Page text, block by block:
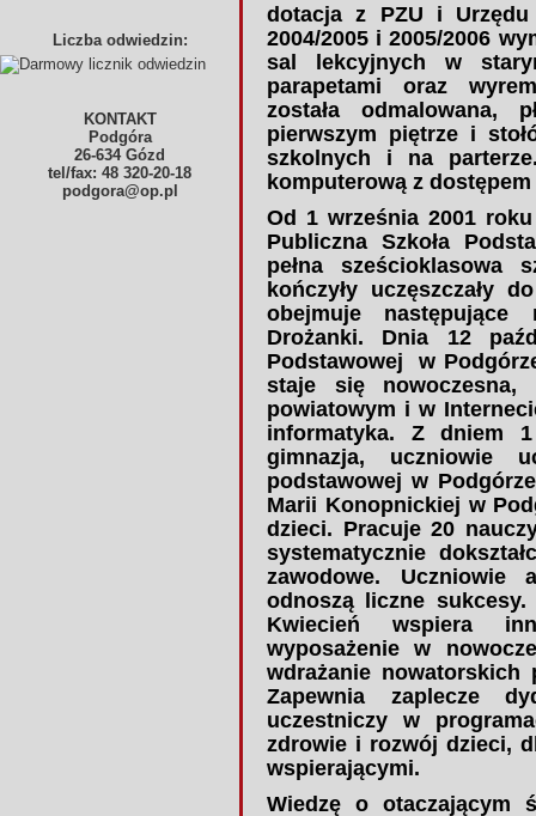
Liczba odwiedzin:
KONTAKT
Podgóra
26-634 Gózd
tel/fax: 48 320-20-18
podgora@op.pl
dotacja z PZU i
2004/2005 i 2005/2006
sal lekcyjnych w
parapetami oraz
została odmalowana,
pierwszym piętrze i
szkolnych i na
komputerową z
Od 1 września 2001
Publiczna Szkoła
pełna sześcioklasowa
kończyły uczęszczały
obejmuje następujące
Drożanki. Dnia 12
Podstawowej w
staje się
powiatowym i w
informatyka. Z dniem
gimnazja, uczniowie
podstawowej w
Marii Konopnickiej w
dzieci. Pracuje 20
systematycznie
zawodowe. Uczniowie
odnoszą liczne sukcesy.
Kwiecień wspiera
wyposażeniew
wdrażanie nowatorskich
Zapewnia zaplecze
uczestniczy w
zdrowie i rozwój dzieci,
wspierającymi.
Wiedzę o otaczającym